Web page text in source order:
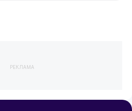
РЕКЛАМА